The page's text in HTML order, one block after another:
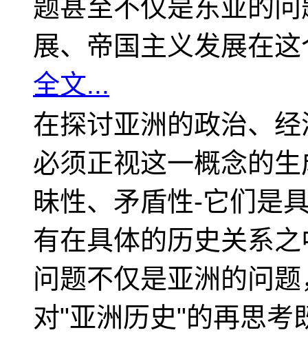
题甚至不仅是东亚的
展、帝国主义发展在
全文...
在探讨亚洲的政治、
必须正视这一概念的
昧性、矛盾性-它们是
有在具体的历史关系
问题不仅是亚洲的问
对"亚洲历史"的再思考